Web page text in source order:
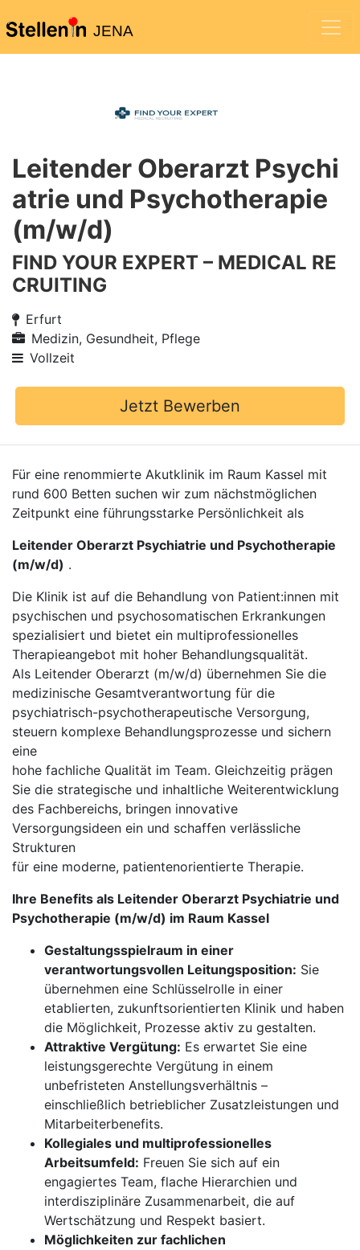
JENA
Leitender Oberarzt Psychi
atrie und Psychotherapie
(m/w/d)
FIND YOUR EXPERT – MEDICAL RE
CRUITING
Erfurt
Medizin, Gesundheit, Pflege
Vollzeit
Jetzt Bewerben
Für eine renommierte Akutklinik im Raum Kassel mit
rund 600 Betten suchen wir zum nächstmöglichen
Zeitpunkt eine führungsstarke Persönlichkeit als
Leitender Oberarzt Psychiatrie und Psychotherapie
(m/w/d) .
Die Klinik ist auf die Behandlung von Patient:innen mit
psychischen und psychosomatischen Erkrankungen
spezialisiert und bietet ein multiprofessionelles
Therapieangebot mit hoher Behandlungsqualität.
Als Leitender Oberarzt (m/w/d) übernehmen Sie die
medizinische Gesamtverantwortung für die
psychiatrisch-psychotherapeutische Versorgung,
steuern komplexe Behandlungsprozesse und sichern
eine
hohe fachliche Qualität im Team. Gleichzeitig prägen
Sie die strategische und inhaltliche Weiterentwicklung
des Fachbereichs, bringen innovative
Versorgungsideen ein und schaffen verlässliche
Strukturen
für eine moderne, patientenorientierte Therapie.
Ihre Benefits als Leitender Oberarzt Psychiatrie und
Psychotherapie (m/w/d) im Raum Kassel
Gestaltungsspielraum in einer
verantwortungsvollen Leitungsposition: Sie
übernehmen eine Schlüsselrolle in einer
etablierten, zukunftsorientierten Klinik und haben
die Möglichkeit, Prozesse aktiv zu gestalten.
Attraktive Vergütung: Es erwartet Sie eine
leistungsgerechte Vergütung in einem
unbefristeten Anstellungsverhältnis –
einschließlich betrieblicher Zusatzleistungen und
Mitarbeiterbenefits.
Kollegiales und multiprofessionelles
Arbeitsumfeld: Freuen Sie sich auf ein
engagiertes Team, flache Hierarchien und
interdisziplinäre Zusammenarbeit, die auf
Wertschätzung und Respekt basiert.
Möglichkeiten zur fachlichen